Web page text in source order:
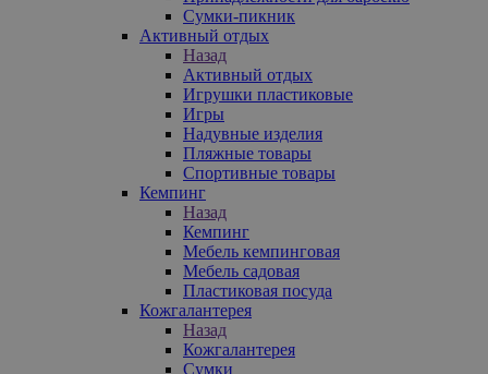
Сумки-пикник
Активный отдых
Назад
Активный отдых
Игрушки пластиковые
Игры
Надувные изделия
Пляжные товары
Спортивные товары
Кемпинг
Назад
Кемпинг
Мебель кемпинговая
Мебель садовая
Пластиковая посуда
Кожгалантерея
Назад
Кожгалантерея
Сумки